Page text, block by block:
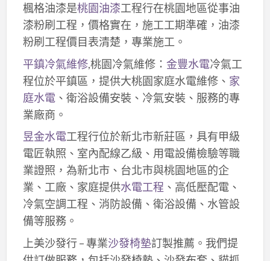
楓格油漆是桃園油漆工程行在桃園地區從事油
漆粉刷工程，價格實在，施工工期準確，油漆
粉刷工程價目表清楚，專業施工。
平鎮冷氣維修,桃園冷氣維修： 金豐水電冷氣工
程位於平鎮區，提供大桃園家庭水電維修、 家
庭水電、衛浴設備安裝、冷氣安裝、服務的專
業廠商。
昱金水電工程行位於新北市新莊區，具有甲級
電匠執照、室內配線乙級、用電設備檢驗等職
業證照，為新北市、台北市與桃園地區的企
業、工廠、家庭提供水電工程 、高低壓配電、
冷氣空調工程、消防設備、衛浴設備、水管設
備等服務。
上美沙發行 – 專業沙發椅墊訂製推薦。我們提